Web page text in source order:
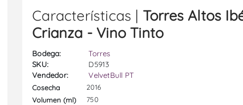
Características | Torres Altos
Crianza - Vino Tinto
Bodega:
Torres
SKU:
D5913
Vendedor:
VelvetBull PT
Cosecha
2016
Volumen (ml)
750